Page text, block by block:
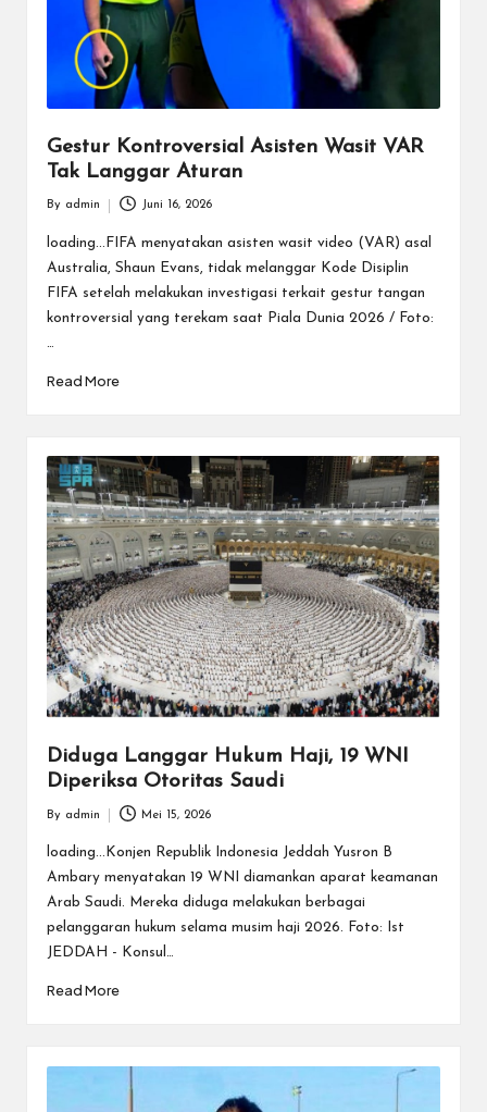
Gestur Kontroversial Asisten Wasit VAR
Tak Langgar Aturan
by
By admin Juni 16, 2026
loading...FIFA menyatakan asisten wasit video (VAR) asal
Australia, Shaun Evans, tidak melanggar Kode Disiplin
FIFA setelah melakukan investigasi terkait gestur tangan
kontroversial yang terekam saat Piala Dunia 2026 / Foto:
…
Read More
Diduga Langgar Hukum Haji, 19 WNI
Diperiksa Otoritas Saudi
by
By admin Mei 15, 2026
loading...Konjen Republik Indonesia Jeddah Yusron B
Ambary menyatakan 19 WNI diamankan aparat keamanan
Arab Saudi. Mereka diduga melakukan berbagai
pelanggaran hukum selama musim haji 2026. Foto: Ist
JEDDAH - Konsul…
Read More